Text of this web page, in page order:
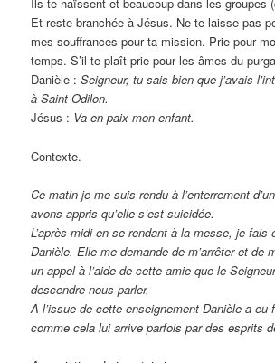
Ils te haïssent et beaucoup dans les groupes
Et reste branchée à Jésus. Ne te laisse pas
mes souffrances pour ta mission. Prie pour
temps. S’il te plaît prie pour les âmes du
Danièle :Seigneur, tu sais bien que j’avais
à Saint Odilon.
Jésus : Va en paix mon enfant.
Contexte.
Ce matin je me suis rendu à l’enterrement
avons appris qu’elle s’est suicidée.
L’après midi en se rendant à la messe, je fais
Danièle. Elle me demande de m’arrêter et de
un appel à l’aide de cette amie que le
descendre nous parler.
A l’issue de cette enseignement Danièle a eu
comme cela lui arrive parfois par des esprits